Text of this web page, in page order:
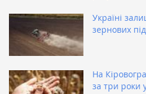
Україні
зернових
На
за три роки